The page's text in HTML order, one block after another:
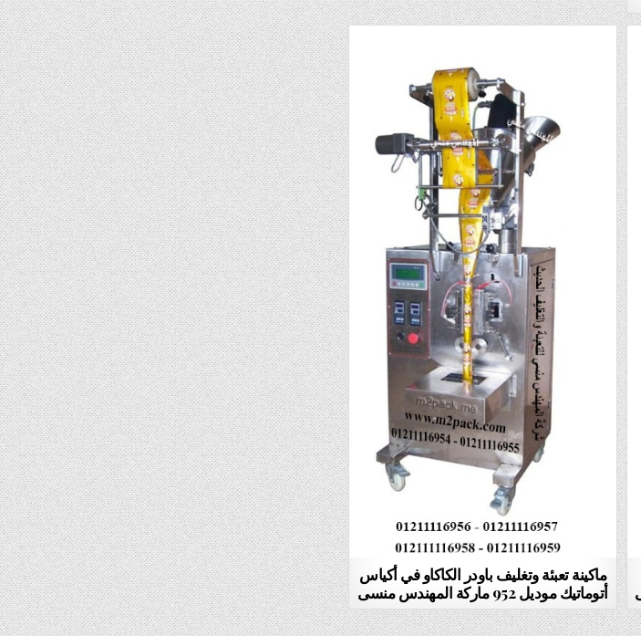
ماكينة تعبئة وتغليف باودر الكاكاو في أكياس
أتوماتيك موديل 952 ماركة المهندس منسى